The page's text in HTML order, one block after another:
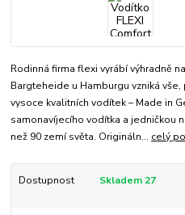
Rodinná firma flexi vyrábí výhradně
Bargteheide u Hamburgu vzniká
vysoce kvalitních vodítek – Made in
samonavíjecího vodítka a jedničkou
než 90 zemí světa. Origináln... celý
Dostupnost Skladem 27